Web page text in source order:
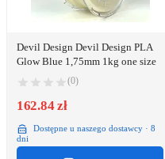
Devil Design Devil Design PLA
Glow Blue 1,75mm 1kg one size
(0)
162.84 zł
Dostępne u naszego dostawcy · 8
dni